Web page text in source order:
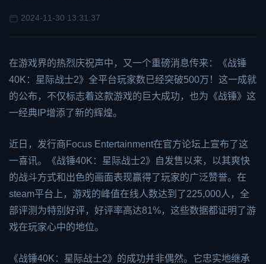
2024-11-30 13:31:37
在游戏界的热烈庆祝声中，又一个重磅消息传来：《战锤
40K：星际战士2》全平台玩家数已经突破500万！这一成就
的公布，不仅标志着这款游戏的巨大成功，也为《战锤》这
一经典IP增添了新的辉煌。
近日，发行商Focus Entertainment在官方论坛上宣布了这
一喜讯。《战锤40K：星际战士2》自发售以来，以其爽快
的战斗方式和出色的画面表现赢得了玩家的广泛赞誉。在
steam平台上，游戏的峰值在线人数达到了225,000人，全
部评测为特别好评，好评率高达81%，这些数据都证明了游
戏在玩家心中的地位。
《战锤40K：星际战士2》的成功并非偶然。它忠实地继承